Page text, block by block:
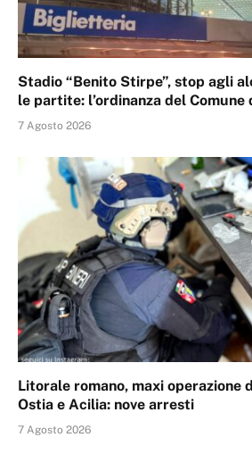
Stadio “Benito Stirpe”, stop agli
le partite: l’ordinanza del Comune
7 Agosto 2026
Litorale romano, maxi operazione
Ostia e Acilia: nove arresti
7 Agosto 2026